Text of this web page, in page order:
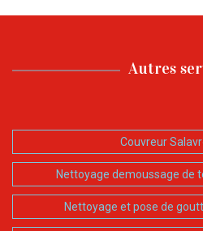
Autres
Couvreur
Nettoyage demoussage de
Nettoyage et pose de